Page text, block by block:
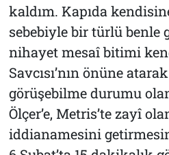
kaldım. Kapıda
sebebiyle bir türlü benle
nihayet mesaî bitimi
Savcısı’nın önüne
görüşebilme durumu
Ölçer’e, Metris’te zayî
iddianamesini